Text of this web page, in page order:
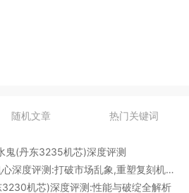
随机文章 热门关键词
鬼(丹东3235机芯)深度评测
VS厂丹东3255真一体机心深度评测:打破市场乱象,重塑复刻机芯新标杆​
机芯)深度评测:性能与破绽全解析